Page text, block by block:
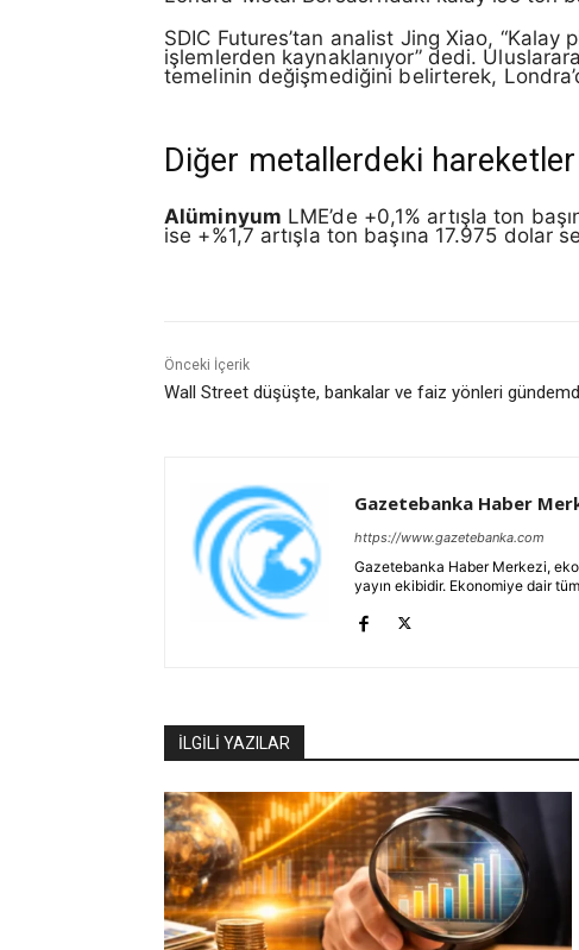
SDIC Futures’tan analist Jing Xiao,
işlemlerden kaynaklanıyor” dedi.
temelinin değişmediğini belirterek,
Diğer metallerdeki hareketler
Alüminyum LME’de +0,1% artışla ton
ise +%1,7 artışla ton başına 17.975 dolar
Önceki İçerik
Wall Street düşüşte, bankalar ve faiz yönleri
Gazetebanka Haber
https://www.gazetebanka.com
Gazetebanka Haber Merkezi,
yayın ekibidir. Ekonomiye dair
İLGİLİ YAZILAR